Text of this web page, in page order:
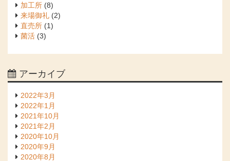
加工所 (8)
来場御礼 (2)
直売所 (1)
菌活 (3)
アーカイブ
2022年3月
2022年1月
2021年10月
2021年2月
2020年10月
2020年9月
2020年8月